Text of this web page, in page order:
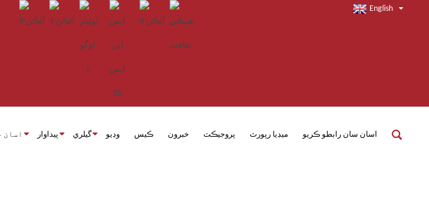
English
اسان پيداوار گيلري وڊيو ڪيس خبرون پروجيڪٽ ميڊيا رپورٽ اسان سان رابطو ڪريو